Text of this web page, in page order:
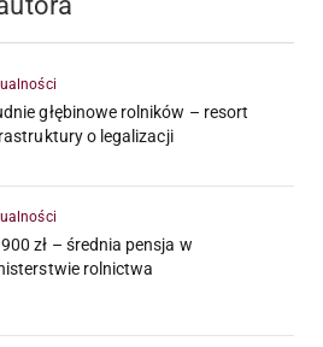
głębinowe rolników – resort
o legalizacji
zł – średnia pensja w
rolnictwa